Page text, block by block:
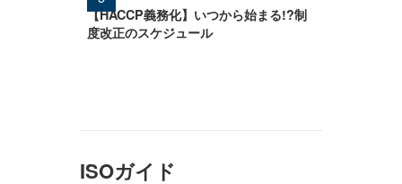
【HACCP義務化】いつから始まる!?制
度改正のスケジュール
ISOガイド